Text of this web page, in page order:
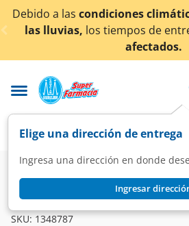
< div class="carousel-inner">
a lascondiciones climáticas
los tiempos de entrega
afectados.
Elige una dirección de entrega
Ingresa una dirección en donde
Ingresar
Farmacia Medicina
XL-3 Antigripal 325mg/10mg/4mg,
SKU: 1348787